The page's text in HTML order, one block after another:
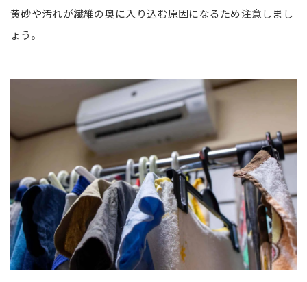
黄砂や汚れが繊維の奥に入り込む原因になるため注意しまし
ょう。